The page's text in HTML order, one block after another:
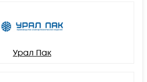
Урал Пак